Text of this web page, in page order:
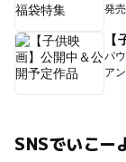
発
パ
ア
SNSでいこー